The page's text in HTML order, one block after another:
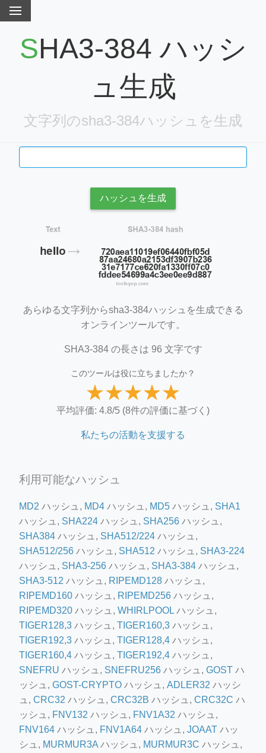
crew-neck-navy-blue/
SHA3-384 ハッシ
ュ生成
文字列のsha3-384ハッシュを生成
ハッシュを生成
あらゆる文字列からsha3-384ハッシュを生成できる
オンラインツールです。
SHA3-384 の長さは 96 文字です
このツールは役に立ちましたか？
★★★★★
平均評価: 4.8/5 (8件の評価に基づく)
私たちの活動を支援する
利用可能なハッシュ
MD2 ハッシュ, MD4 ハッシュ, MD5 ハッシュ, SHA1
ハッシュ, SHA224 ハッシュ, SHA256 ハッシュ,
SHA384 ハッシュ, SHA512/224 ハッシュ,
SHA512/256 ハッシュ, SHA512 ハッシュ, SHA3-224
ハッシュ, SHA3-256 ハッシュ, SHA3-384 ハッシュ,
SHA3-512 ハッシュ, RIPEMD128 ハッシュ,
RIPEMD160 ハッシュ, RIPEMD256 ハッシュ,
RIPEMD320 ハッシュ, WHIRLPOOL ハッシュ,
TIGER128,3 ハッシュ, TIGER160,3 ハッシュ,
TIGER192,3 ハッシュ, TIGER128,4 ハッシュ,
TIGER160,4 ハッシュ, TIGER192,4 ハッシュ,
SNEFRU ハッシュ, SNEFRU256 ハッシュ, GOST ハ
ッシュ, GOST-CRYPTO ハッシュ, ADLER32 ハッシ
ュ, CRC32 ハッシュ, CRC32B ハッシュ, CRC32C ハ
ッシュ, FNV132 ハッシュ, FNV1A32 ハッシュ,
FNV164 ハッシュ, FNV1A64 ハッシュ, JOAAT ハッ
シュ, MURMUR3A ハッシュ, MURMUR3C ハッシュ,